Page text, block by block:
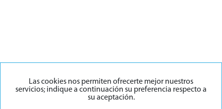
Las cookies nos permiten ofrecerte mejor nuestros
servicios; indique a continuación su preferencia respecto a
su aceptación.